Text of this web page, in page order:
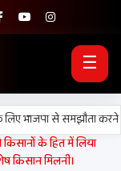
☰
भाजपा से समझौता करने
के हित में लिया
किसान मिलनी।